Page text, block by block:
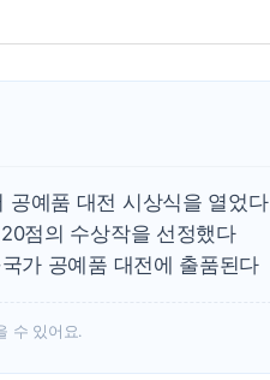
공예품 대전 시상식을 열었다
점의 수상작을 선정했다
가 공예품 대전에 출품된다
수 있어요.